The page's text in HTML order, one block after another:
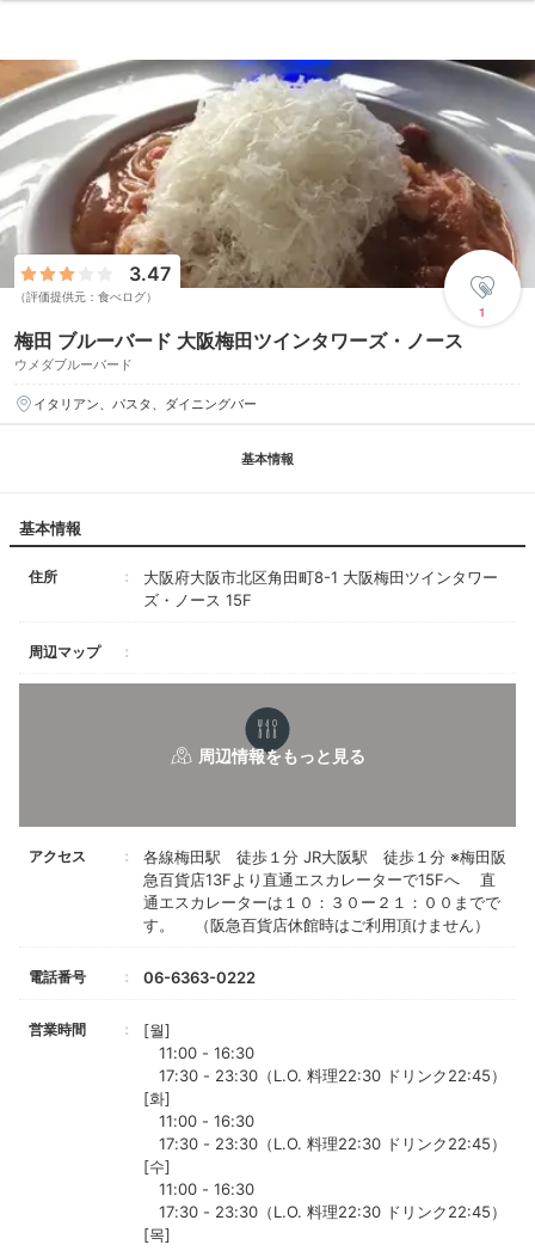
梅田 ブルーバード 大阪梅田ツインタワーズ・ノース
ウメダブルーバード
3.47
（評価提供元：食べログ）
1
イタリアン、パスタ、ダイニングバー
基本情報
基本情報
住所
大阪府大阪市北区角田町8-1 大阪梅田ツインタワー
ズ・ノース 15F
周辺マップ
アクセス
各線梅田駅 徒歩１分 JR大阪駅 徒歩１分 ※梅田阪
急百貨店13Fより直通エスカレーターで15Fへ 直
通エスカレーターは１０：３０ー２１：００までで
す。 （阪急百貨店休館時はご利用頂けません）
電話番号 06-6363-0222
営業時間
[월]
11:00 - 16:30
17:30 - 23:30（L.O. 料理22:30 ドリンク22:45）
[화]
11:00 - 16:30
17:30 - 23:30（L.O. 料理22:30 ドリンク22:45）
[수]
11:00 - 16:30
17:30 - 23:30（L.O. 料理22:30 ドリンク22:45）
[목]